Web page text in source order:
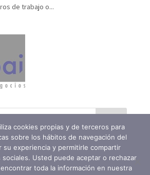
de trabajo o...
de Negocios SLU - 964201476 -
cookies propias y de terceros para
sobre los hábitos de navegación del
su experiencia y permitirle compartir
Usted puede aceptar o rechazar
toda la información en nuestra